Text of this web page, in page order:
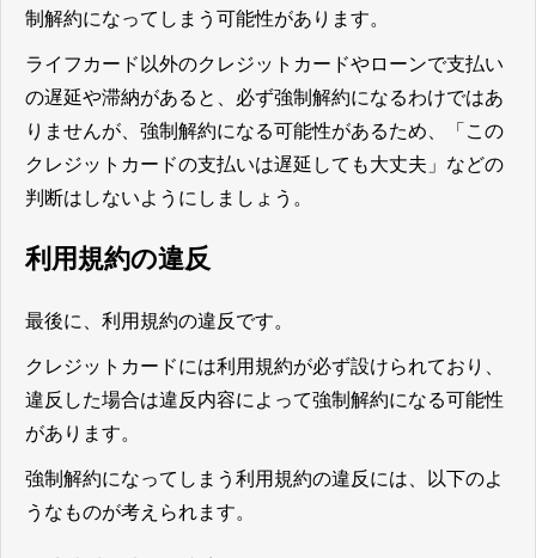
制解約になってしまう可能性があります。
ライフカード以外のクレジットカードやローンで支払い
の遅延や滞納があると、必ず強制解約になるわけではあ
りませんが、強制解約になる可能性があるため、「この
クレジットカードの支払いは遅延しても大丈夫」などの
判断はしないようにしましょう。
利用規約の違反
最後に、利用規約の違反です。
クレジットカードには利用規約が必ず設けられており、
違反した場合は違反内容によって強制解約になる可能性
があります。
強制解約になってしまう利用規約の違反には、以下のよ
うなものが考えられます。